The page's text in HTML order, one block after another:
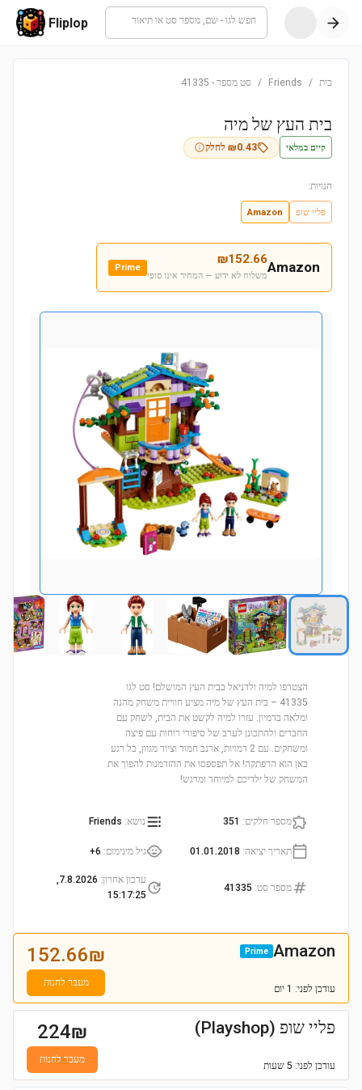
חפש לגו - שם, מספר סט או תיאור Fliplop
בית /
Friends
/ סט מספר -
41335
בית העץ של מיה
קיים במלאי ₪0.43 לחלק
חנויות:
פליי שופ Amazon
Amazon
₪152.66
משלוח לא ידוע — המחיר אינו סופי
Prime
הצטרפו למיה ולדניאל בבית העץ המושלם! סט לגו
41335 – בית העץ של מיה מציע חוויית משחק מהנה
ומלאה בדמיון. עזרו למיה לקשט את הבית, לשחק עם
החברים ולהתכונן לערב של סיפורי רוחות עם פיצה
ומשחקים. עם 2 דמויות, ארנב חמוד וציוד מגוון, כל רגע
כאן הוא הרפתקה! אל תפספסו את ההזדמנות להפוך את
המשחק של ילדיכם למיוחד ומרגש!
מספר חלקים:
351 נושא:
Friends
תאריך יציאה:
01.01.2018 גיל מינימום:
6+
מספר סט:
41335
עדכון אחרון:
7.8.2026,
15:17:25
Amazon
Prime
עודכן לפני: 1 יום
152.66₪
מעבר לחנות
פליי שופ (Playshop)
עודכן לפני: 5 שעות
224₪
מעבר לחנות